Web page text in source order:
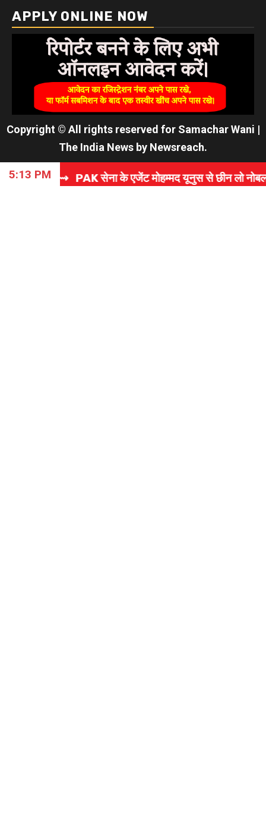
APPLY ONLINE NOW
Copyright © All rights reserved for Samachar Wani |
The India News by Newsreach.
5:13 PM
PAK सेना के एजेंट मोहम्मद यूनुस से छीन लो नोबल प्राइज!